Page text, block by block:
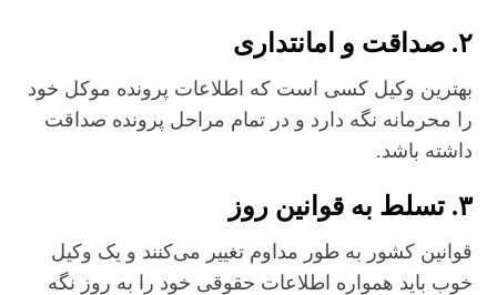
۲. صداقت و امانتداری
بهترین وکیل کسی است که اطلاعات پرونده موکل خود
را محرمانه نگه دارد و در تمام مراحل پرونده صداقت
داشته باشد.
۳. تسلط به قوانین روز
قوانین کشور به‌ طور مداوم تغییر می‌کنند و یک وکیل
خوب باید همواره اطلاعات حقوقی خود را به‌ روز نگه